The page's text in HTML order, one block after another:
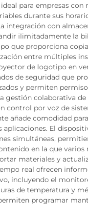
para empresas con
durante sus
integración con
ilimitadamente la
que proporciona
entre múltiples
de logotipo en
de seguridad que
y permiten
gestión colaborativa de
control por voz de
añade comodidad
aplicaciones. El
simultáneas,
en la que varios
materiales y
real ofrecen
incluyendo el
de temperatura y
programar